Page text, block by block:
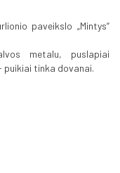
paveikslo „Mintys“
metalu, puslapiai
puikiai tinka dovanai.